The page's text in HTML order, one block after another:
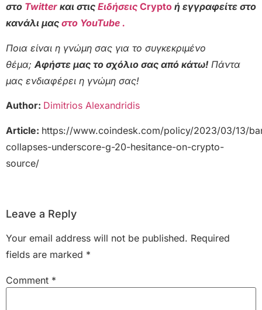
στο Twitter και στις Ειδήσεις Crypto ή εγγραφείτε στο
κανάλι μας στο YouTube .
Ποια είναι η γνώμη σας για το συγκεκριμένο
θέμα; Αφήστε μας το σχόλιο σας από κάτω! Πάντα
μας ενδιαφέρει η γνώμη σας!
Author: Dimitrios Alexandridis
Article: https://www.coindesk.com/policy/2023/03/13/
collapses-underscore-g-20-hesitance-on-crypto-
source/
Leave a Reply
Your email address will not be published. Required
fields are marked *
Comment *